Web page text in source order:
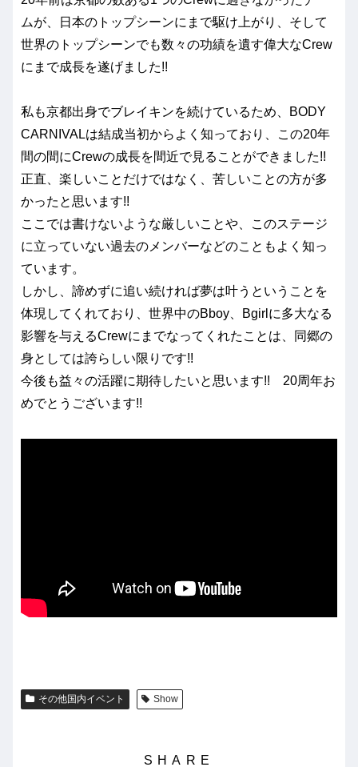
ムが、日本のトップシーンにまで駆け上がり、そして
世界のトップシーンでも数々の功績を遺す偉大なCrew
にまで成長を遂げました!!
私も京都出身でブレイキンを続けているため、BODY
CARNIVALは結成当初からよく知っており、この20年
間の間にCrewの成長を間近で見ることができました!!
正直、楽しいことだけではなく、苦しいことの方が多
かったと思います!!
ここでは書けないような厳しいことや、このステージ
に立っていない過去のメンバーなどのこともよく知っ
ています。
しかし、諦めずに追い続ければ夢は叶うということを
体現してくれており、世界中のBboy、Bgirlに多大なる
影響を与えるCrewにまでなってくれたことは、同郷の
身としては誇らしい限りです!!
今後も益々の活躍に期待したいと思います!! 20周年お
めでとうございます!!
その他国内イベント Show